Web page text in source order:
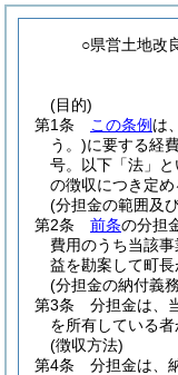
○県営土地改
(目的)
第1条
この条例 は
う。)に要する経
号。以下「法」と
の徴収につき定め
(分担金の範囲及
第2条
前条の分担
費用のうち当該
益を勘案して町長
(分担金の納付義
第3条
分担金は、
を所有している者
(徴収方法)
第4条
分担金は、